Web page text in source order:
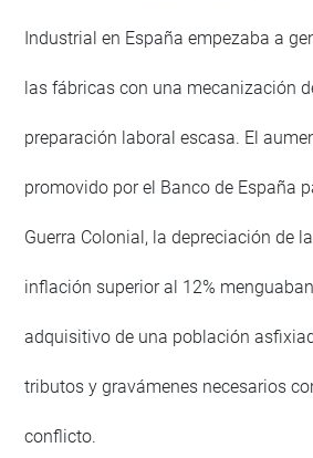
Industrial en España empezaba a
las fábricas con una mecanización
preparación laboral escasa. El
promovido por el Banco de España
Guerra Colonial, la depreciación de
inflación superior al 12%
adquisitivo de una población
tributos y gravámenes necesarios
conflicto.